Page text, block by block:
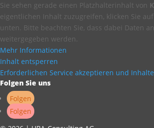
Sie sehen gerade einen Platzhalterinhalt von
eigentlichen Inhalt zuzugreifen, klicken Sie
unten. Bitte beachten Sie, dass dabei Daten
weitergegeben werden.
Mehr Informationen
Inhalt entsperren
Erforderlichen Service akzeptieren und
Folgen Sie uns
Folgen
Folgen